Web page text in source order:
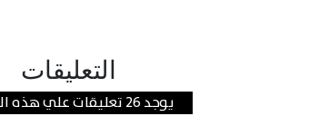
التعليقات
يوجد 26 تعليقات علي هذه المقالة